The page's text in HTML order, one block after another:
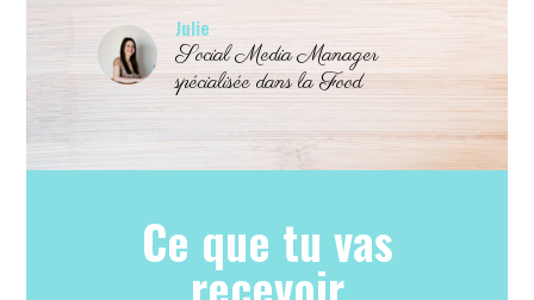
Julie
Social Media Manager
spécialisée dans la Food
Ce que tu vas